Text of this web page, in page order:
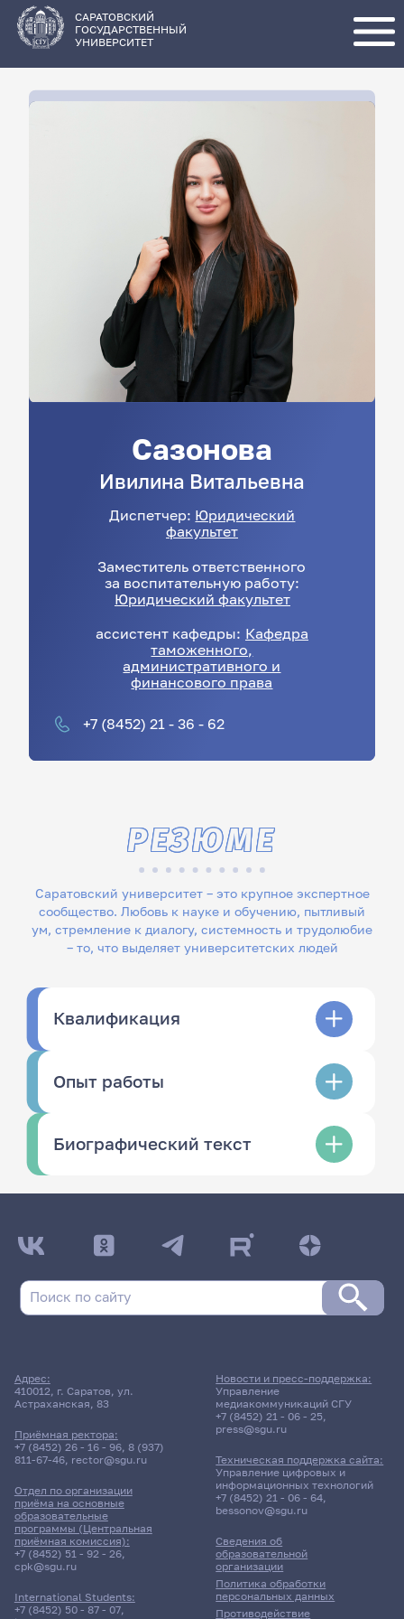
основному
содержанию
САРАТОВСКИЙ
ГОСУДАРСТВЕННЫЙ
УНИВЕРСИТЕТ
Сазонова
Ивилина Витальевна
Диспетчер: Юридический
факультет
Заместитель ответственного
за воспитательную работу:
Юридический факультет
ассистент кафедры: Кафедра
таможенного,
административного и
финансового права
+7 (8452) 21 - 36 - 62
Саратовский университет – это крупное экспертное
сообщество. Любовь к науке и обучению, пытливый
ум, стремление к диалогу, системность и трудолюбие
– то, что выделяет университетских людей
РЕЗЮМЕ
Квалификация
Опыт работы
Биографический текст
Адрес:
410012, г. Саратов, ул.
Астраханская, 83
Приёмная ректора:
+7 (8452) 26 - 16 - 96, 8 (937)
811-67-46, rector@sgu.ru
Отдел по организации
приёма на основные
образовательные
программы (Центральная
приёмная комиссия):
+7 (8452) 51 - 92 - 26,
cpk@sgu.ru
International Students:
+7 (8452) 50 - 87 - 07,
Сведения об
образовательной
организации
Политика обработки
персональных данных
Противодействие
Новости и пресс-поддержка:
Управление
медиакоммуникаций СГУ
+7 (8452) 21 - 06 - 25,
press@sgu.ru
Техническая поддержка сайта:
Управление цифровых и
информационных технологий
+7 (8452) 21 - 06 - 64,
bessonov@sgu.ru